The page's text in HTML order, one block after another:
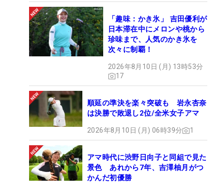
「趣味：かき氷」 吉田優利が
日本滞在中にメロンや桃から
珍味まで、人気のかき氷を
次々に制覇！
2026年8月10日 (月) 13時53分
17
順延の準決を楽々突破も 岩永杏奈
は決勝で敗退し2位/全米女子アマ
2026年8月10日 (月) 06時39分 1
アマ時代に渋野日向子と同組で見た
景色 あれから7年、吉澤柚月がつ
かんだ初優勝